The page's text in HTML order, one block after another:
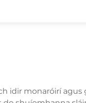
idir monaróirí agus